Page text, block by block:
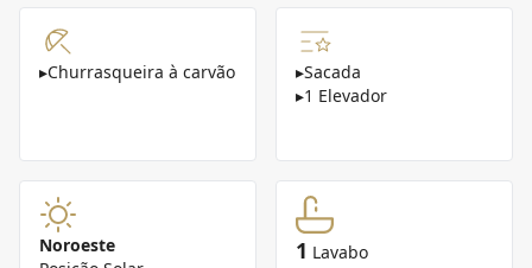
▸Churrasqueira à carvão ▸Sacada
▸1 Elevador
Noroeste
1 Lavabo